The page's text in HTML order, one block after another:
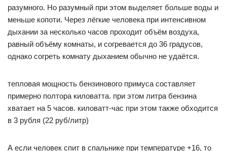
разумного. Но разумный при этом выделяет больше воды и
меньше копоти. Через лёгкие человека при интенсивном
дыхании за несколько часов проходит объём воздуха,
равный объёму комнаты, и согревается до 36 градусов,
однако согреть комнату дыханием обычно не удаётся.
тепловая мощность бензинового примуса составляет
примерно полтора киловатта. при этом литра бензина
хватает на 5 часов. киловатт-час при этом также обходится
в 3 рубля (22 руб/литр)
А если человек спит в спальнике при температуре +16, то